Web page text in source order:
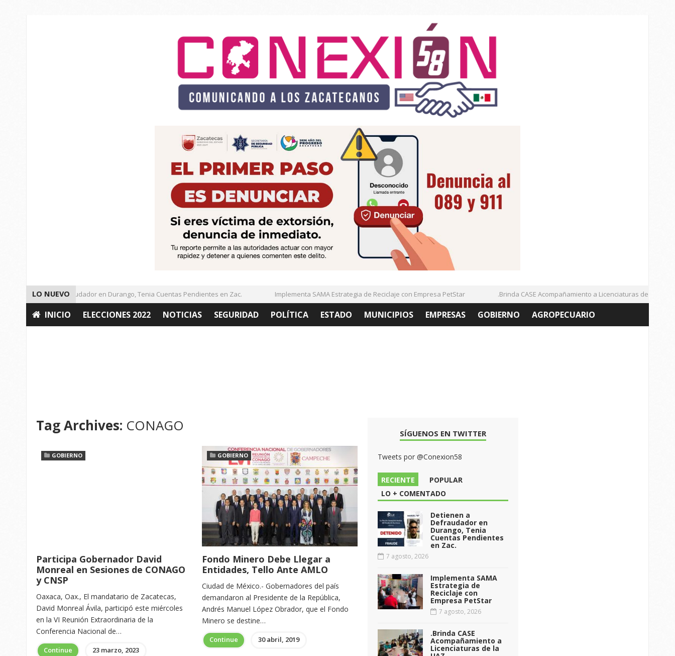
LO NUEVO
Detienen a Defraudador en Durango, Tenia Cuentas Pendientes en Zac. Implementa SAMA Estrategia de Reciclaje con Empresa PetStar .Brinda CASE Acompañamiento a Licenciaturas de la UAZ
INICIO ELECCIONES 2022 NOTICIAS SEGURIDAD POLÍTICA ESTADO MUNICIPIOS EMPRESAS GOBIERNO AGROPECUARIO
Tag Archives: CONAGO
GOBIERNO
Participa Gobernador David
Monreal en Sesiones de CONAGO
y CNSP
Oaxaca, Oax., El mandatario de Zacatecas,
David Monreal Ávila, participó este miércoles
en la VI Reunión Extraordinaria de la
Conferencia Nacional de…
Continue 23 marzo, 2023
GOBIERNO
Fondo Minero Debe Llegar a
Entidades, Tello Ante AMLO
Ciudad de México.- Gobernadores del país
demandaron al Presidente de la República,
Andrés Manuel López Obrador, que el Fondo
Minero se destine…
Continue 30 abril, 2019
SÍGUENOS EN TWITTER
Tweets por @Conexion58
RECIENTE
POPULAR
LO + COMENTADO
Detienen a
Defraudador en
Durango, Tenia
Cuentas Pendientes
en Zac.
7 agosto, 2026
Implementa SAMA
Estrategia de
Reciclaje con
Empresa PetStar
7 agosto, 2026
.Brinda CASE
Acompañamiento a
Licenciaturas de la